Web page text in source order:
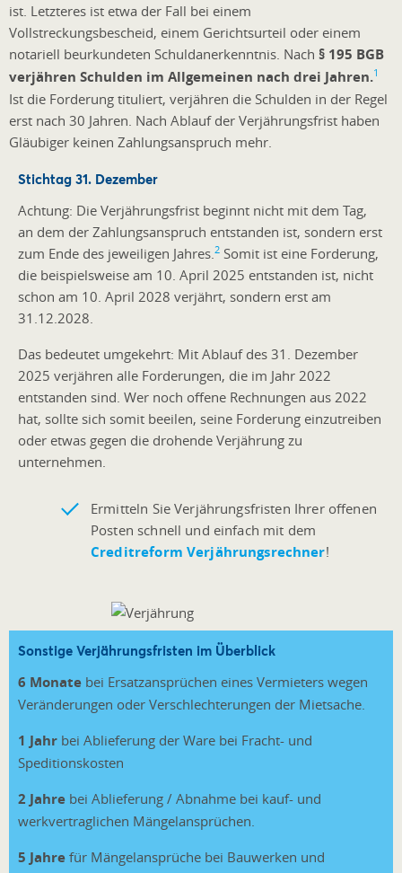
ist. Letzteres ist etwa der Fall bei einem
Vollstreckungsbescheid, einem Gerichtsurteil oder einem
notariell beurkundeten Schuldanerkenntnis. Nach § 195 BGB
verjähren Schulden im Allgemeinen nach drei Jahren.1
Ist die Forderung tituliert, verjähren die Schulden in der Regel
erst nach 30 Jahren. Nach Ablauf der Verjährungsfrist haben
Gläubiger keinen Zahlungsanspruch mehr.
Stichtag 31. Dezember
Achtung: Die Verjährungsfrist beginnt nicht mit dem Tag,
an dem der Zahlungsanspruch entstanden ist, sondern erst
zum Ende des jeweiligen Jahres. 2 Somit ist eine Forderung,
die beispielsweise am 10. April 2025 entstanden ist, nicht
schon am 10. April 2028 verjährt, sondern erst am
31.12.2028.
Das bedeutet umgekehrt: Mit Ablauf des 31. Dezember
2025 verjähren alle Forderungen, die im Jahr 2022
entstanden sind. Wer noch offene Rechnungen aus 2022
hat, sollte sich somit beeilen, seine Forderung einzutreiben
oder etwas gegen die drohende Verjährung zu
unternehmen.
Ermitteln Sie Verjährungsfristen Ihrer offenen
Posten schnell und einfach mit dem
Creditreform Verjährungsrechner!
Sonstige Verjährungsfristen im Überblick
6 Monate bei Ersatzansprüchen eines Vermieters wegen
Veränderungen oder Verschlechterungen der Mietsache.
1 Jahr bei Ablieferung der Ware bei Fracht- und
Speditionskosten
2 Jahre bei Ablieferung / Abnahme bei kauf- und
werkvertraglichen Mängelansprüchen.
5 Jahre für Mängelansprüche bei Bauwerken und